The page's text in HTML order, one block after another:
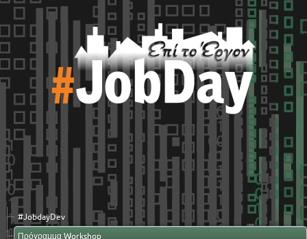
#JobdayDev
Πρόγραμμα Workshop